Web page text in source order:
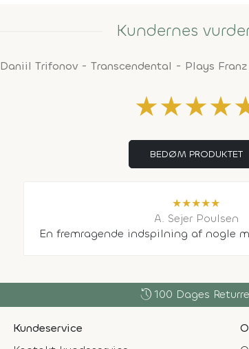
Kundernes
Daniil Trifonov - Transcendental - Plays
★★★★
BEDØM PRODUKTET
★★★★★
A. Sejer Poulsen
En fremragende indspilning af nogle
history 100 Dages
Kundeservice